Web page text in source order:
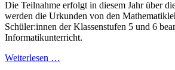
Die Teilnahme erfolgt in diesem Jahr über
werden die Urkunden von den
Schüler:innen der Klassenstufen 5 und 6
Informatikunterricht.
Weiterlesen …